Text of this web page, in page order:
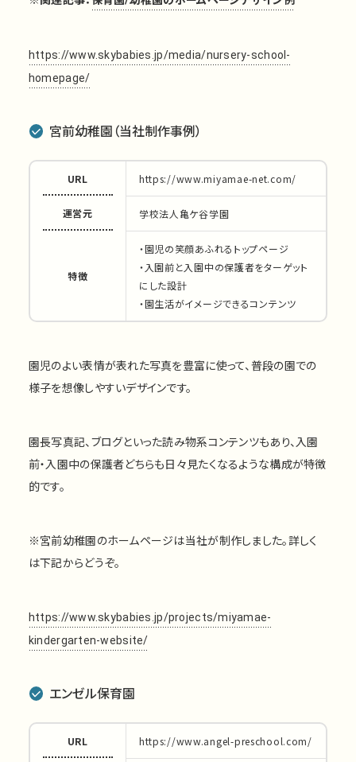
https://www.skybabies.jp/media/nursery-school-
homepage/
宮前幼稚園（当社制作事例）
URL https://www.miyamae-net.com/
運営元 学校法人亀ケ谷学園
特徴
・園児の笑顔あふれるトップページ
・入園前と入園中の保護者をターゲット
にした設計
・園生活がイメージできるコンテンツ
園児のよい表情が表れた写真を豊富に使って、普段の園での
様子を想像しやすいデザインです。
園長写真記、ブログといった読み物系コンテンツもあり、入園
前・入園中の保護者どちらも日々見たくなるような構成が特徴
的です。
※宮前幼稚園のホームページは当社が制作しました。詳しく
は下記からどうぞ。
https://www.skybabies.jp/projects/miyamae-
kindergarten-website/
エンゼル保育園
URL https://www.angel-preschool.com/